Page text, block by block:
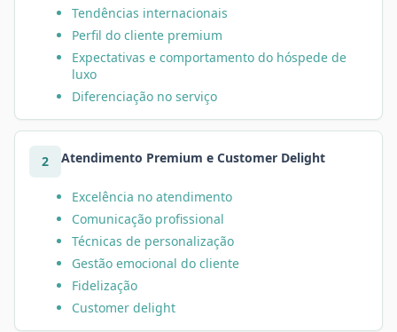
Tendências internacionais
Perfil do cliente premium
Expectativas e comportamento do hóspede de
luxo
Diferenciação no serviço
2 Atendimento Premium e Customer Delight
Excelência no atendimento
Comunicação profissional
Técnicas de personalização
Gestão emocional do cliente
Fidelização
Customer delight